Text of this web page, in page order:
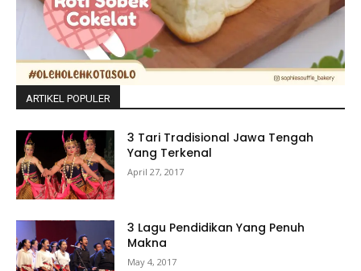
ARTIKEL POPULER
3 Tari Tradisional Jawa Tengah
Yang Terkenal
April 27, 2017
3 Lagu Pendidikan Yang Penuh
Makna
May 4, 2017